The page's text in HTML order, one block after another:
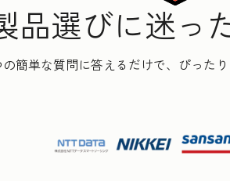
品選びに迷っ
簡単な質問に答えるだけで、ぴった